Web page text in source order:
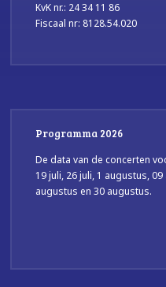
KvK nr.: 24 34 11 86
Fiscaal nr: 8128.54.020
Programma 2026
De data van de concerten
19 juli, 26 juli, 1 augustus,
augustus en 30 augustus.